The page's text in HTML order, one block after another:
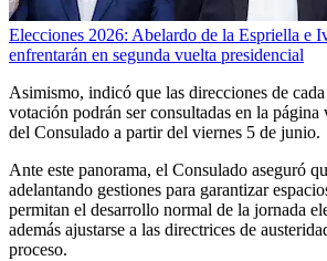
Elecciones 2026: Abelardo de la Espriella e
enfrentarán en segunda vuelta presidencial
Asimismo, indicó que las direcciones de
votación podrán ser consultadas en la página
del Consulado a partir del viernes 5 de junio.
Ante este panorama, el Consulado aseguró
adelantando gestiones para garantizar
permitan el desarrollo normal de la jornada
además ajustarse a las directrices de
proceso.